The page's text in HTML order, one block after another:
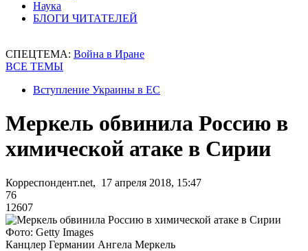
Наука
БЛОГИ ЧИТАТЕЛЕЙ
СПЕЦТЕМА: Война в Иране
ВСЕ ТЕМЫ
Вступление Украины в ЕС
Меркель обвинила Россию в
химической атаке в Сирии
Корреспондент.net, 17 апреля 2018, 15:47
76
12607
Фото: Getty Images
Канцлер Германии Ангела Меркель